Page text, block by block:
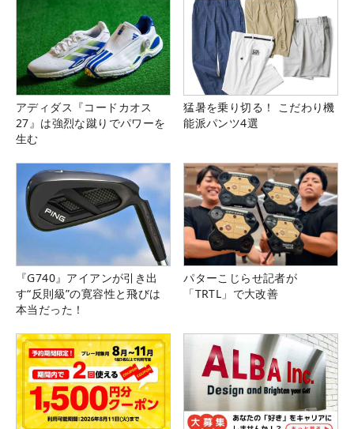
アディダス『コードカオス
27』は強烈な蹴りでパワーを
生む
猛暑を乗り切る！ こだわり機
能派パンツ4選
『G740』アイアンが引き出
す“反則級”の寛容性と飛びは
本当だった！
パターこじらせ記者が
「TRTL」で大改善